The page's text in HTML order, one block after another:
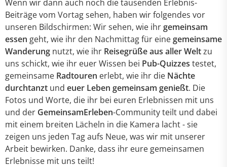
Wenn wir dann auch noch die tausenden Erlebnis-
Beiträge vom Vortag sehen, haben wir folgendes vor
unseren Bildschirmen: Wir sehen, wie ihrgemeinsam
essen geht, wie ihr den Nachmittag für einegemeinsame
Wanderung nutzt, wie ihr Reisegrüße aus aller Weltzu
uns schickt, wie ihr euer Wissen bei Pub-Quizzes testet,
gemeinsame Radtouren erlebt, wie ihr die Nächte
durchtanzt und euer Leben gemeinsam genießt. Die
Fotos und Worte, die ihr bei euren Erlebnissen mit uns
und der GemeinsamErleben-Community teilt und dabei
mit einem breiten Lächeln in die Kamera lacht - sie
zeigen uns jeden Tag aufs Neue, was wir mit unserer
Arbeit bewirken. Danke, dass ihr eure gemeinsamen
Erlebnisse mit uns teilt!